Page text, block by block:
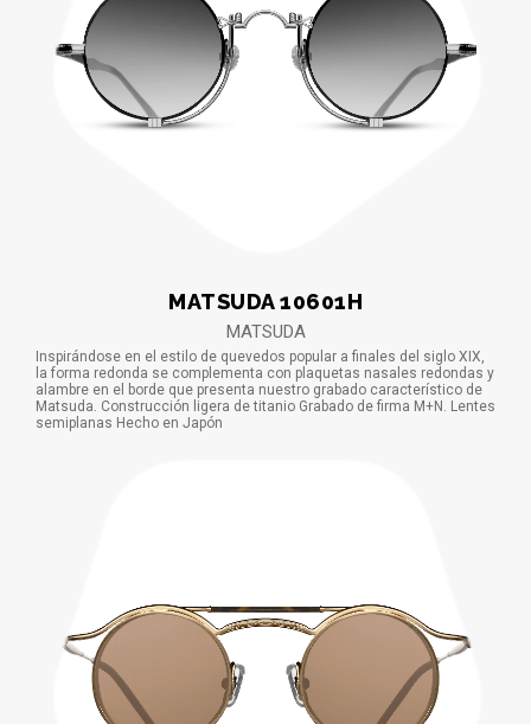
MATSUDA 10601H
MATSUDA
Inspirándose en el estilo de quevedos popular a finales del siglo XIX,
la forma redonda se complementa con plaquetas nasales redondas y
alambre en el borde que presenta nuestro grabado característico de
Matsuda. Construcción ligera de titanio Grabado de firma M+N. Lentes
semiplanas Hecho en Japón